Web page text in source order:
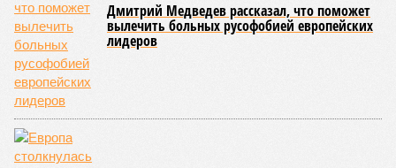
Дмитрий Медведев рассказал, что поможет
вылечить больных русофобией европейских
лидеров